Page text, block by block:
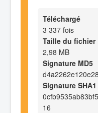
Téléchargé
3 337 fois
Taille du fichier
2,98 MB
Signature MD5
Signature SHA1
16